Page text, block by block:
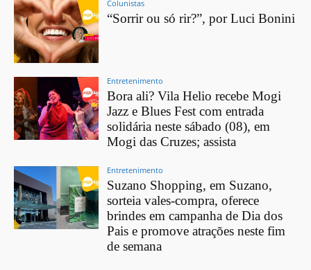
Colunistas
“Sorrir ou só rir?”, por Luci Bonini
Entretenimento
Bora ali? Vila Helio recebe Mogi
Jazz e Blues Fest com entrada
solidária neste sábado (08), em
Mogi das Cruzes; assista
Entretenimento
Suzano Shopping, em Suzano,
sorteia vales-compra, oferece
brindes em campanha de Dia dos
Pais e promove atrações neste fim
de semana